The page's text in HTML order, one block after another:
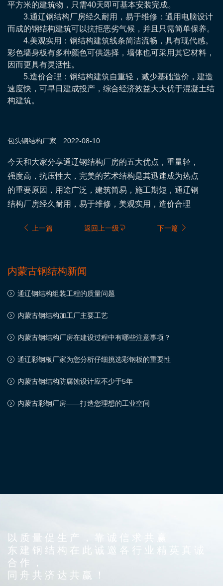
平方米的建筑物，只需40天即可基本安装完成。
3.通辽钢结构厂房经久耐用，易于维修：通用电脑设计
而成的钢结构建筑可以抗拒恶劣气候，并且只需简单保养。
4.美观实用：钢结构建筑线条简洁流畅，具有现代感。
彩色墙身板有多种颜色可供选择，墙体也可采用其它材料，
因而更具有灵活性。
5.造价合理：钢结构建筑自重轻，减少基础造价，建造
速度快，可早日建成投产，综合经济效益大大优于混凝土结
构建筑。
包头钢结构厂家 2022-08-10
​今天和大家分享通辽钢结构厂房的五大优点，重量轻，
强度高，抗压性大，完美的艺术结构是其迅速成为热点
的重要原因，用途广泛，建筑简易，施工期短，通辽钢
结构厂房经久耐用，易于维修，美观实用，造价合理
上一篇 返回上一级 下一篇
内蒙古钢结构新闻
通辽钢结构组装工程的质量问题
内蒙古钢结构加工厂主要工艺
内蒙古钢结构厂房在建设过程中有哪些注意事项？
通辽彩钢板厂家为您分析仔细挑选彩钢板的重要性
内蒙古钢结构防腐蚀设计应不少于5年
内蒙古彩钢厂房——打造您理想的工业空间
以质量促生产，靠诚信求共赢
东建钢结构在此诚邀各行业精英真诚
合作，
同舟共济达共赢！